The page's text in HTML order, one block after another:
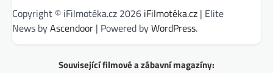
Copyright © iFilmotéka.cz 2026 iFilmotéka.cz | Elite
News byAscendoor | Powered byWordPress.
Související filmové a zábavní magazíny: